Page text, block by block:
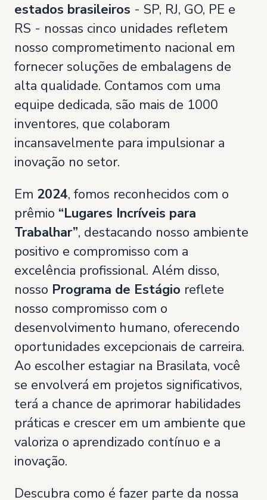
estados brasileiros - SP, RJ, GO, PE e
RS - nossas cinco unidades refletem
nosso comprometimento nacional em
fornecer soluções de embalagens de
alta qualidade. Contamos com uma
equipe dedicada, são mais de 1000
inventores, que colaboram
incansavelmente para impulsionar a
inovação no setor.
Em 2024, fomos reconhecidos com o
prêmio “Lugares Incríveis para
Trabalhar”, destacando nosso ambiente
positivo e compromisso com a
excelência profissional. Além disso,
nosso Programa de Estágio reflete
nosso compromisso com o
desenvolvimento humano, oferecendo
oportunidades excepcionais de carreira.
Ao escolher estagiar na Brasilata, você
se envolverá em projetos significativos,
terá a chance de aprimorar habilidades
práticas e crescer em um ambiente que
valoriza o aprendizado contínuo e a
inovação.
Descubra como é fazer parte da nossa